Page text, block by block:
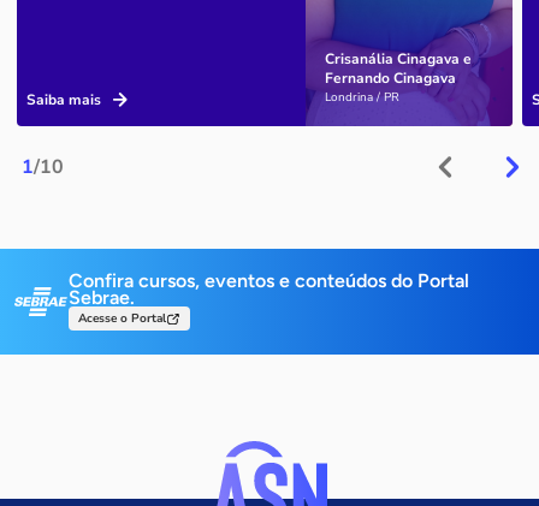
1/10
Crisanália Cinagava e
Fernando Cinagava
Londrina / PR
Saiba mais
Confira cursos, eventos e conteúdos do Portal
Sebrae.
Acesse o Portal